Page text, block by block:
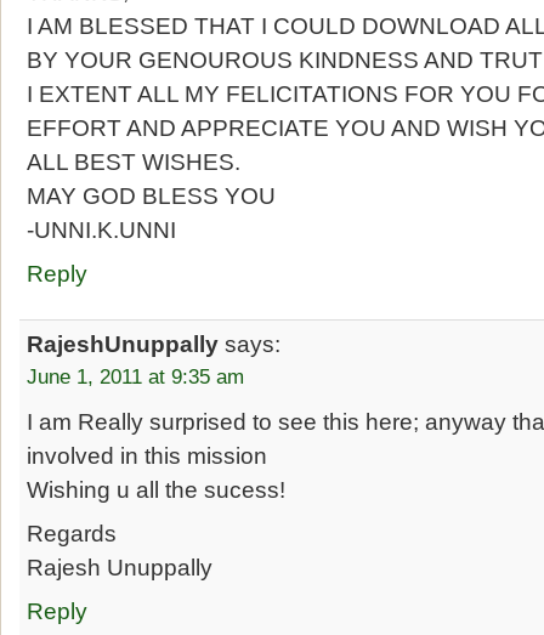
I AM BLESSED THAT I COULD DOWNLOAD
BY YOUR GENOUROUS KINDNESS AND
I EXTENT ALL MY FELICITATIONS FOR YOU
EFFORT AND APPRECIATE YOU AND WISH
ALL BEST WISHES.
MAY GOD BLESS YOU
-UNNI.K.UNNI
Reply
RajeshUnuppally says:
June 1, 2011 at 9:35 am
I am Really surprised to see this here; anyway
involved in this mission
Wishing u all the sucess!
Regards
Rajesh Unuppally
Reply